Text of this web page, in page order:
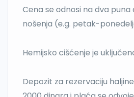
Cena se odnosi na dva puna
nošenja (e.g. petak-
Hemijsko cišćenje je
Depozit za rezervaciju